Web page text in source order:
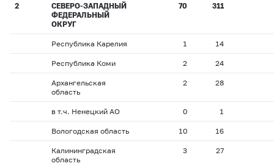
2
СЕВЕРО-ЗАПАДНЫЙ
ФЕДЕРАЛЬНЫЙ
ОКРУГ
70 311
Республика Карелия 1 14
Республика Коми 2 24
Архангельская
область
2 28
в т.ч. Ненецкий АО 0 1
Вологодская область 10 16
Калининградская
область
3 27